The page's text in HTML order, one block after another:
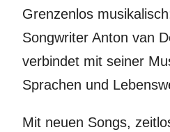
Grenzenlos
Songwriter Anton van
verbindet mit seiner
Sprachen und
Mit neuen Songs,